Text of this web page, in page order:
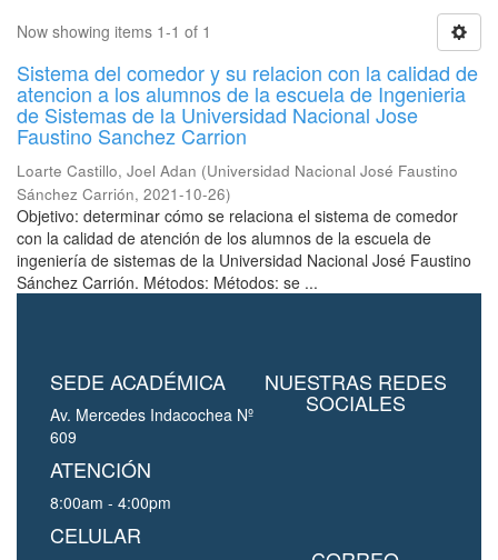
Now showing items 1-1 of 1
Sistema del comedor y su relacion con la calidad de
atencion a los alumnos de la escuela de Ingenieria
de Sistemas de la Universidad Nacional Jose
Faustino Sanchez Carrion
Loarte Castillo, Joel Adan (Universidad Nacional José Faustino
Sánchez Carrión, 2021-10-26)
Objetivo: determinar cómo se relaciona el sistema de comedor
con la calidad de atención de los alumnos de la escuela de
ingeniería de sistemas de la Universidad Nacional José Faustino
Sánchez Carrión. Métodos: Métodos: se ...
SEDE ACADÉMICA
Av. Mercedes Indacochea Nº
609
ATENCIÓN
8:00am - 4:00pm
CELULAR
NUESTRAS REDES
SOCIALES